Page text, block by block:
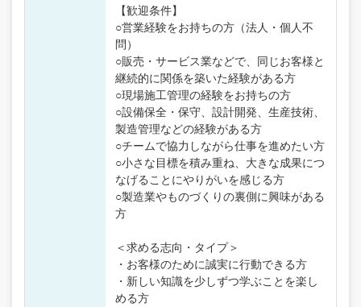
【歓迎条件】
○営業経験をお持ちの方（法人・個人不
問）
○販売・サービス業などで、同じお客様と
継続的に関係を築いた経験がある方
○現場施工管理の経験をお持ちの方
○設備保全・保守、設計開発、生産技術、
製造管理などの経験がある方
○チームで協力しながら仕事を進めたい方
○小さな目標を積み重ね、大きな成果につ
なげることにやりがいを感じる方
○製造業やものづくりの裏側に興味がある
方
＜求める志向・タイプ＞
・お客様のために誠実に行動できる方
・新しい知識を少しずつ学ぶことを楽し
める方